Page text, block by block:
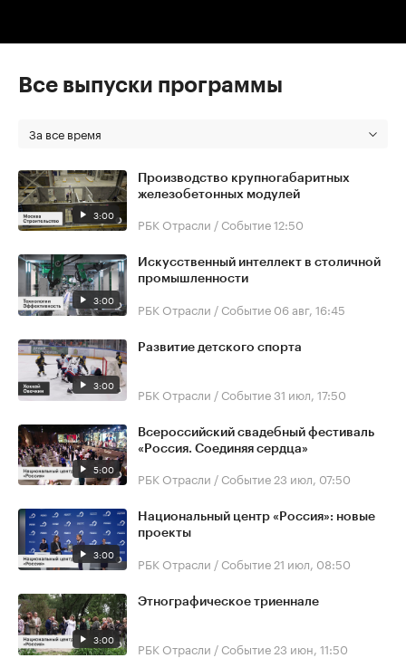
Все выпуски программы
За все время
3:00
Производство крупногабаритных
железобетонных модулей
РБК Отрасли / Событие12:50
3:00
Искусственный интеллект в столичной
промышленности
РБК Отрасли / Событие 06 авг, 16:45
3:00
Развитие детского спорта
РБК Отрасли / Событие31 июл, 17:50
5:00
Всероссийский свадебный фестиваль
«Россия. Соединяя сердца»
РБК Отрасли / Событие 23 июл, 07:50
3:00
Национальный центр «Россия»: новые
проекты
РБК Отрасли / Событие 21 июл, 08:50
3:00
Этнографическое триеннале
РБК Отрасли / Событие 23 июн, 11:50